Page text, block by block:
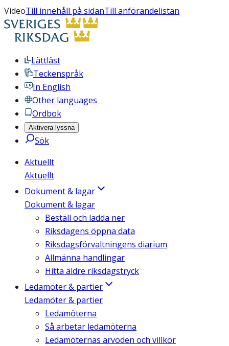
VideoTill innehåll på sidanTill anförandelistan
Lättläst
Teckenspråk
In English
Other languages
Ordbok
Aktivera lyssna
Sök
Aktuellt
Aktuellt
Dokument & lagar
Dokument & lagar
Beställ och ladda ner
Riksdagens öppna data
Riksdagsförvaltningens diarium
Allmänna handlingar
Hitta äldre riksdagstryck
Ledamöter & partier
Ledamöter & partier
Ledamöterna
Så arbetar ledamöterna
Ledamöternas arvoden och villkor